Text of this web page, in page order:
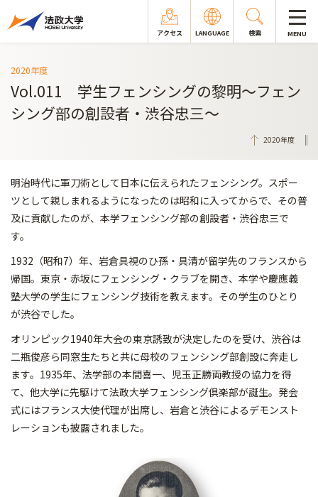
アクセス LANGUAGE 検索 MENU
2020年度
Vol.011 学生フェンシングの黎明〜フェン
シング部の創設者・渋谷忠三〜
2020年度
明治時代に軍刀術として日本に伝えられたフェンシング。スポー
ツとして親しまれるようになったのは昭和に入ってからで、その普
及に貢献したのが、本学フェンシング部の創設者・渋谷忠三で
す。
1932（昭和7）年、岩倉具視のひ孫・具清が留学先のフランスから
帰国。東京・赤坂にフェンシング・クラブを開き、本学や慶應義
塾大学の学生にフェンシング技術を教えます。その学生のひとり
が渋谷でした。
オリンピック1940年大会の東京誘致が決定したのを受け、渋谷は
二瓶俊彦ら同窓生たちと共に母校のフェンシング部創設に奔走し
ます。1935年、法学部の本間喜一、児玉正勝両教授の協力を得
て、他大学に先駆けて法政大学フェンシング倶楽部が誕生。発会
式にはフランス大使代理が出席し、岩倉と渋谷によるデモンスト
レーションも披露されました。